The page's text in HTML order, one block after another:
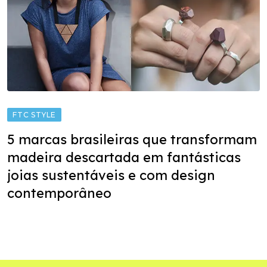
FTC STYLE
5 marcas brasileiras que transformam
madeira descartada em fantásticas
joias sustentáveis e com design
contemporâneo